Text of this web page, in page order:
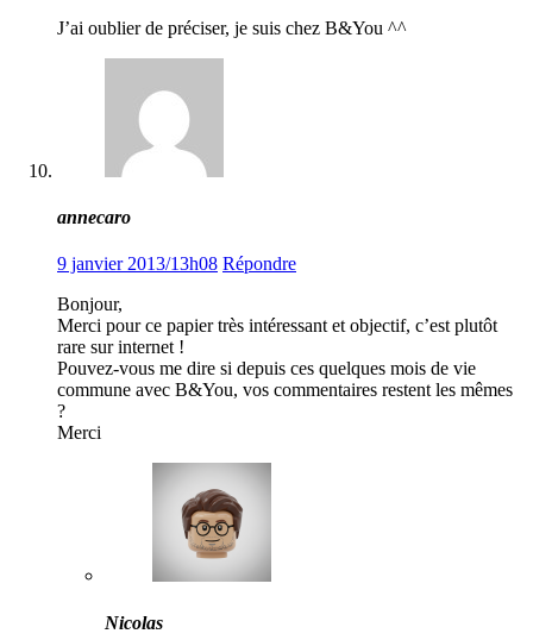
J’ai oublier de préciser, je suis chez B&You ^^
annecaro
9 janvier 2013/13h08 Répondre
Bonjour,
Merci pour ce papier très intéressant et objectif, c’est plutôt
rare sur internet !
Pouvez-vous me dire si depuis ces quelques mois de vie
commune avec B&You, vos commentaires restent les mêmes
?
Merci
Nicolas